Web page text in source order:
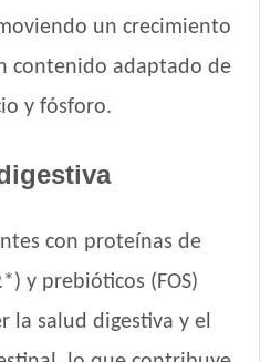
un crecimiento
contenido adaptado de
y fósforo.
con proteínas de
y prebióticos (FOS)
la salud digestiva y el